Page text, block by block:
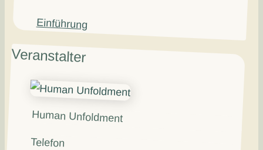
Einführung
Veranstalter
Human Unfoldment
Telefon